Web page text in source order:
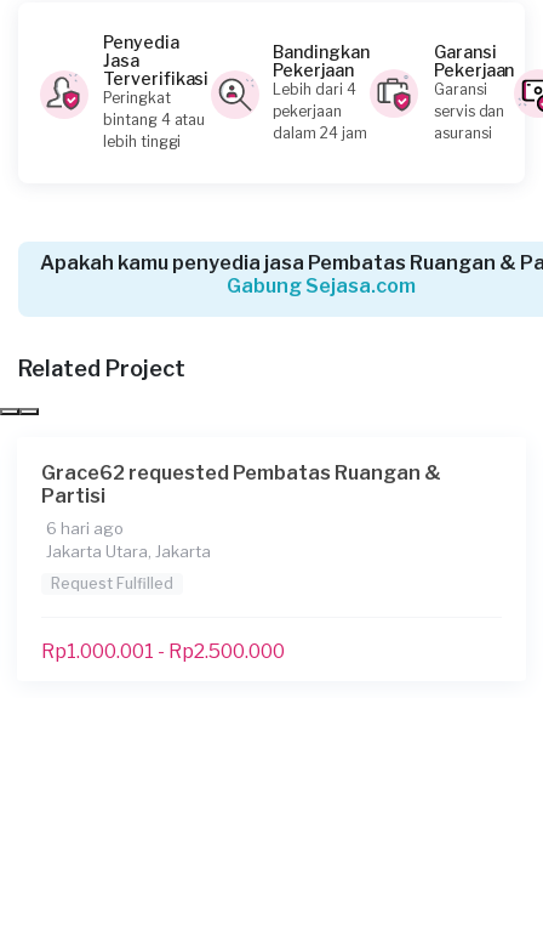
17 hari yang lalu
Jakarta Timur, Jakarta
Request Fulfilled
Ramos Johan Sebastian requested Pembatas
Ruangan & Partisi
Request Fulfilled
Dina Fadillah requested Pembatas Ruangan &
Partisi
23 hari yang lalu
Jakarta Selatan, Jakarta
Request Fulfilled
Kurang dari Rp1.000.000
Penyedia
Jasa
Terverifikasi
Peringkat
bintang 4 atau
lebih tinggi
Bandingkan
Pekerjaan
Lebih dari 4
pekerjaan
dalam 24 jam
Garansi
Pekerjaan
Garansi
servis dan
asuransi
Apakah kamu penyedia jasa Pembatas Ruangan &
Gabung Sejasa.com
Related Project
Grace62 requested Pembatas Ruangan &
Partisi
6 hari ago
Jakarta Utara, Jakarta
Request Fulfilled
Rp1.000.001 - Rp2.500.000